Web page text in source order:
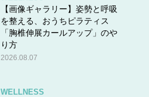
【画像ギャラリー】姿勢と呼吸
を整える、おうちピラティス
「胸椎伸展カールアップ」のや
り方
2026.08.07
WELLNESS